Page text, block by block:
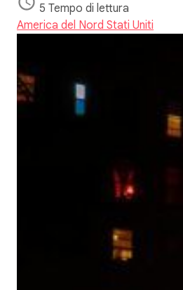
5 Tempo di lettura
America del Nord Stati Uniti